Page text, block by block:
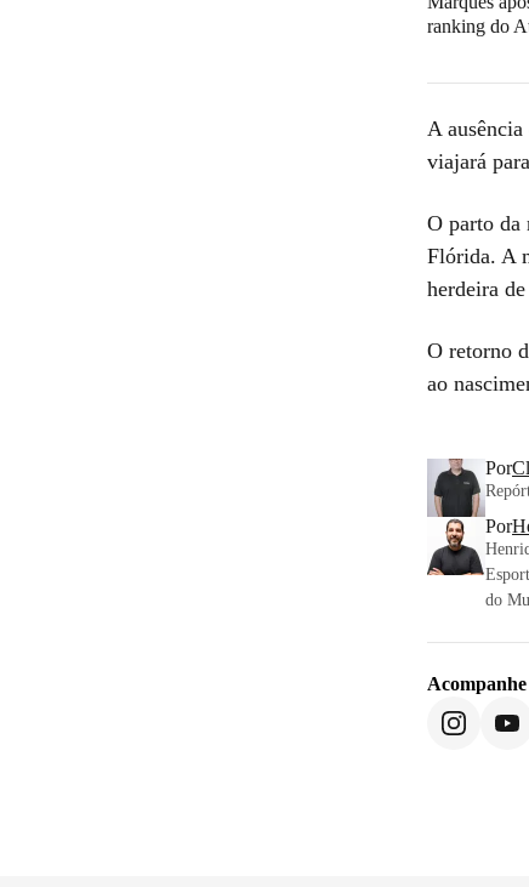
ranking do
A
viajará
O parto da
Flórida. A
herdeira
O retorno
ao
Por
Por
do
Acompanhe